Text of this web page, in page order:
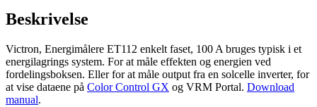
Beskrivelse
Victron, Energimålere ET112 enkelt faset, 100 A bruges typisk i et
energilagrings system. For at måle effekten og energien ved
fordelingsboksen. Eller for at måle output fra en solcelle inverter, for
at vise dataene på Color Control GX og VRM Portal. Download
manual.